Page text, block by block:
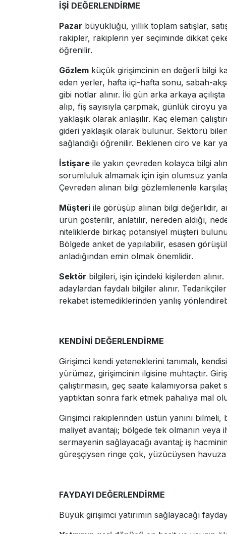
İŞİ DEĞERLENDİRME
Pazar büyüklüğü, yıllık toplam satışlar,
rakipler, rakiplerin yer seçiminde dikkat
öğrenilir.
Gözlem küçük girişimcinin en değerli bilgi
eden yerler, hafta içi-hafta sonu, sabah-
gibi notlar alınır. İki gün arka arkaya
alıp, fiş sayısıyla çarpmak, günlük ciroyu
yaklaşık olarak anlaşılır. Kaç eleman
gideri yaklaşık olarak bulunur. Sektörü
sağlandığı öğrenilir. Beklenen ciro ve kar
İstişare ile yakın çevreden kolayca bilgi
sorumluluk almamak için işin olumsuz
Çevreden alınan bilgi gözlemlenenle
Müşteri ile görüşüp alınan bilgi değerlidir,
ürün gösterilir, anlatılır, nereden aldığı,
niteliklerde birkaç potansiyel müşteri
Bölgede anket de yapılabilir, esasen
anladığından emin olmak önemlidir.
Sektör bilgileri, işin içindeki kişilerden
adaylardan faydalı bilgiler alınır.
rekabet istemediklerinden yanlış
KENDİNİ DEĞERLENDİRME
Girişimci kendi yeteneklerini tanımalı,
yürümez, girişimcinin ilgisine muhtaçtır.
çalıştırmasın, geç saate kalamıyorsa
yaptıktan sonra fark etmek pahalıya mal
Girişimci rakiplerinden üstün yanını bilmeli,
maliyet avantajı; bölgede tek olmanın veya
sermayenin sağlayacağı avantaj; iş
güreşçiysen ringe çok, yüzücüysen havuza
FAYDAYI DEĞERLENDİRME
Büyük girişimci yatırımın sağlayacağı